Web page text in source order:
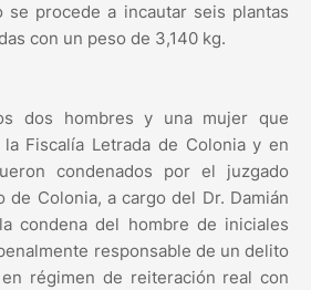
procede a incautar seis plantas
con un peso de 3,140 kg.
dos hombres y una mujer que
Fiscalía Letrada de Colonia y en
condenados por el juzgado
de Colonia, a cargo del Dr. Damián
condena del hombre de iniciales
responsable de un delito
régimen de reiteración real con